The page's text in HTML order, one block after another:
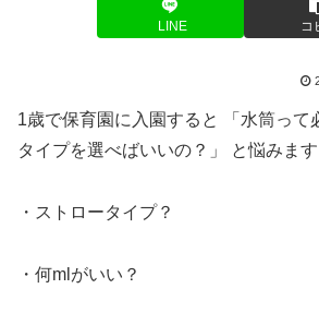
LINE コ
1歳で保育園に入園すると 「水筒って
タイプを選べばいいの？」 と悩みます
・ストロータイプ？
・何mlがいい？